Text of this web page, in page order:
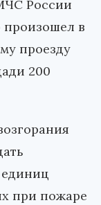
России
произошел в
проезду
200
единиц
при пожаре